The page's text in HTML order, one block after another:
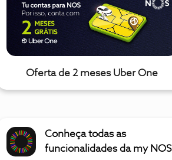
Oferta de 2 meses Uber One
Conheça todas as
funcionalidades da my NOS